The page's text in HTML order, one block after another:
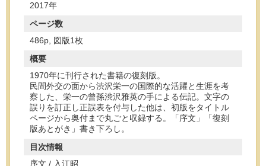
2017年
ページ数
486p, 図版1枚
概要
1970年に刊行された書籍の復刻版。
民間外交の面から渋沢栄一の国際的な活躍と生涯を考
察した、栄一の曾孫渋沢雅英の手による伝記。文字の
誤りを訂正し正誤表を付与した他は、初版をタイトル
ページから奥付まで丸ごと収録する。「序文」「復刻
版あとがき」書き下ろし。
目次情報
序文 / 入江昭